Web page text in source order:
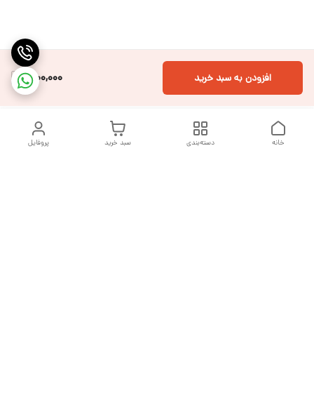
1,100,000 افزودن به سبد خرید
پروفایل سبد خرید دسته‌بندی خانه